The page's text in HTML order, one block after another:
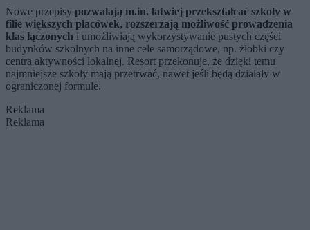
Nowe przepisy pozwalają m.in. łatwiej przekształcać szkoły w
filie większych placówek, rozszerzają możliwość prowadzenia
klas łączonych i umożliwiają wykorzystywanie pustych części
budynków szkolnych na inne cele samorządowe, np. żłobki czy
centra aktywności lokalnej. Resort przekonuje, że dzięki temu
najmniejsze szkoły mają przetrwać, nawet jeśli będą działały w
ograniczonej formule.
Reklama
Reklama